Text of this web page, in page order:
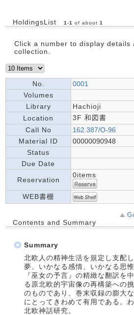
HoldingsList 1 -1 of about 1
Click a number to display details
collection.
No.
0001
Volumes
Library
Hachioji
Location
3F 和図書
Call No
162.387/O-96
Material ID
00000090948
Status
Due Date
Reservation
0items
WEB書棚
Contents and Summary
Summary
北欧人の精神生活を規定し支配
夢、いかなる感情、いかなる思
『巫女の予言』の精緻な翻訳を
る原北欧的宇宙像の再構築への
のものであり、巻末収録の膨大
にとってきわめて有用である。
北欧神話研究。